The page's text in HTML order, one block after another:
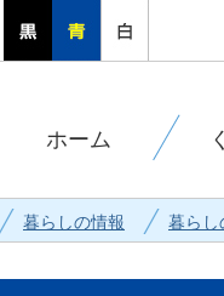
ホーム
暮らしの情報 暮らし